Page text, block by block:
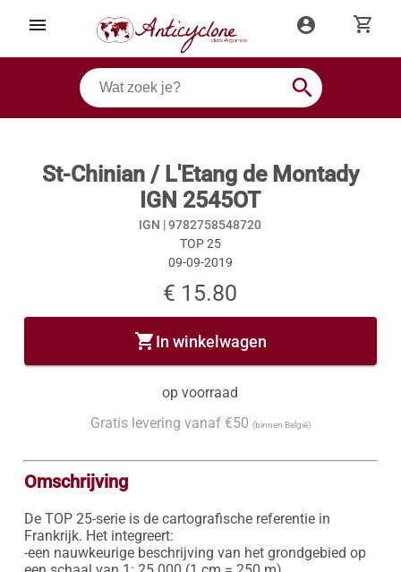
menu account_circle shopping_cart
search
St-Chinian / L'Etang de Montady
IGN 2545OT
IGN |9782758548720
TOP 25
09-09-2019
€ 15.80
shopping_cartIn winkelwagen
op voorraad
Gratis levering vanaf €50 (binnen België)
Omschrijving
De TOP 25-serie is de cartografische referentie in
Frankrijk. Het integreert:
-een nauwkeurige beschrijving van het grondgebied op